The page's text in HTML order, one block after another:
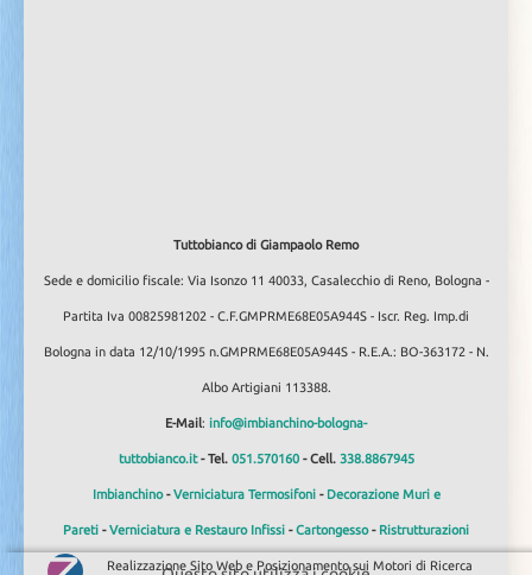
Tuttobianco di Giampaolo Remo
Sede e domicilio fiscale: Via Isonzo 11 40033, Casalecchio di Reno, Bologna -
Partita Iva 00825981202 - C.F.GMPRME68E05A944S - Iscr. Reg. Imp.di
Bologna in data 12/10/1995 n.GMPRME68E05A944S - R.E.A.: BO-363172 - N.
Albo Artigiani 113388.
E-Mail: info@imbianchino-bologna-
tuttobianco.it- Tel. 051.570160- Cell. 338.8867945
Imbianchino-Verniciatura Termosifoni- Decorazione Muri e
Pareti -Verniciatura e Restauro Infissi -Cartongesso- Ristrutturazioni
Realizzazione Sito Web e Posizionamento sui Motori di Ricerca